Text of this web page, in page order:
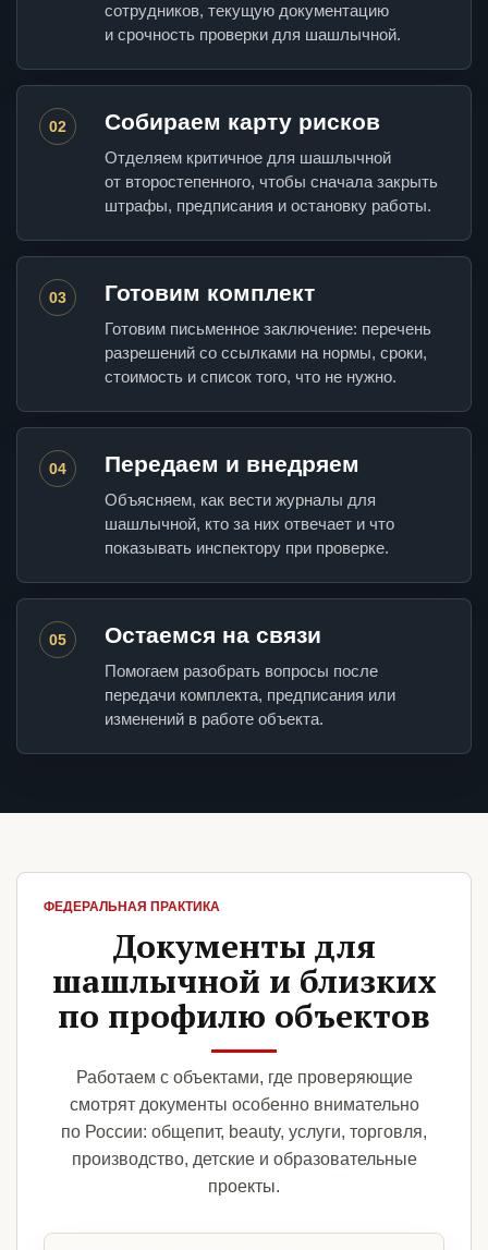
сотрудников, текущую документацию
и срочность проверки для шашлычной.
02 Собираем карту рисков
Отделяем критичное для шашлычной
от второстепенного, чтобы сначала закрыть
штрафы, предписания и остановку работы.
03 Готовим комплект
Готовим письменное заключение: перечень
разрешений со ссылками на нормы, сроки,
стоимость и список того, что не нужно.
04 Передаем и внедряем
Объясняем, как вести журналы для
шашлычной, кто за них отвечает и что
показывать инспектору при проверке.
05 Остаемся на связи
Помогаем разобрать вопросы после
передачи комплекта, предписания или
изменений в работе объекта.
ФЕДЕРАЛЬНАЯ ПРАКТИКА
Документы для
шашлычной и близких
по профилю объектов
Работаем с объектами, где проверяющие
смотрят документы особенно внимательно
по России: общепит, beauty, услуги, торговля,
производство, детские и образовательные
проекты.